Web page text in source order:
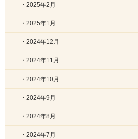
・2025年2月
・2025年1月
・2024年12月
・2024年11月
・2024年10月
・2024年9月
・2024年8月
・2024年7月